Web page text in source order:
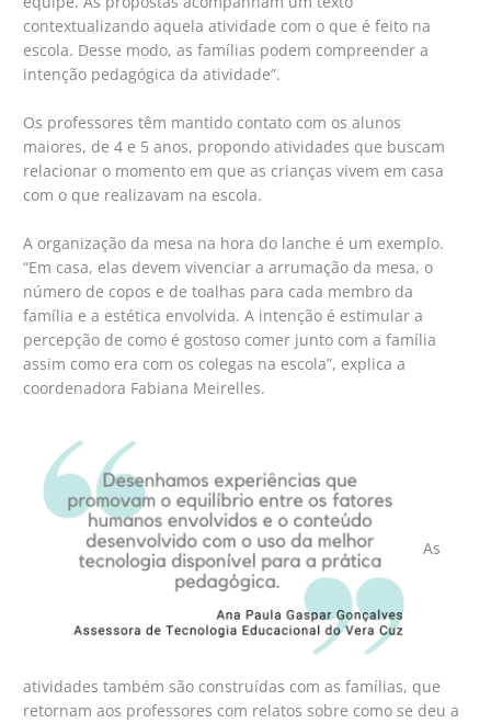
contextualizando aquela atividade com o que é feito na
escola. Desse modo, as famílias podem compreender a
intenção pedagógica da atividade”.
Os professores têm mantido contato com os alunos
maiores, de 4 e 5 anos, propondo atividades que buscam
relacionar o momento em que as crianças vivem em casa
com o que realizavam na escola.
A organização da mesa na hora do lanche é um exemplo.
“Em casa, elas devem vivenciar a arrumação da mesa, o
número de copos e de toalhas para cada membro da
família e a estética envolvida. A intenção é estimular a
percepção de como é gostoso comer junto com a família
assim como era com os colegas na escola”, explica a
coordenadora Fabiana Meirelles.
As
atividades também são construídas com as famílias, que
retornam aos professores com relatos sobre como se deu a